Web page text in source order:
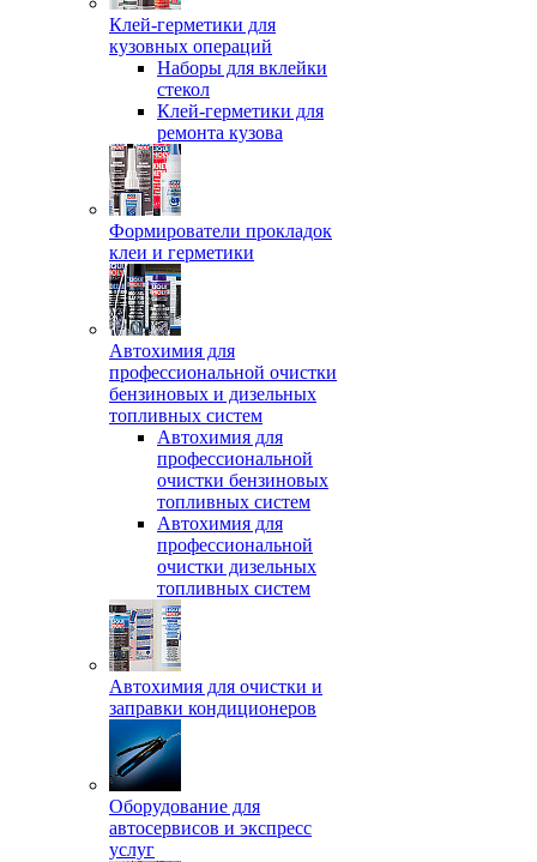
Клей-герметики для
кузовных операций
Наборы для вклейки
стекол
Клей-герметики для
ремонта кузова
Формирователи прокладок
клеи и герметики
Автохимия для
профессиональной очистки
бензиновых и дизельных
топливных систем
Автохимия для
профессиональной
очистки бензиновых
топливных систем
Автохимия для
профессиональной
очистки дизельных
топливных систем
Автохимия для очистки и
заправки кондиционеров
Оборудование для
автосервисов и экспресс
услуг